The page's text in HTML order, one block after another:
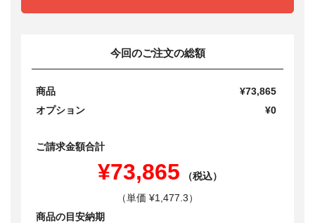
今回のご注文の総額
商品
¥73,865
オプション
¥0
ご請求金額合計
¥73,865
（税込）
（単価 ¥1,477.3）
商品の目安納期